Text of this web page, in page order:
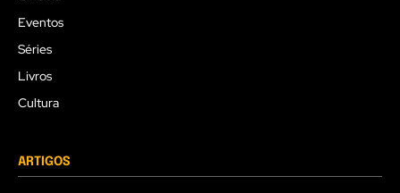
Eventos
Séries
Livros
Cultura
ARTIGOS